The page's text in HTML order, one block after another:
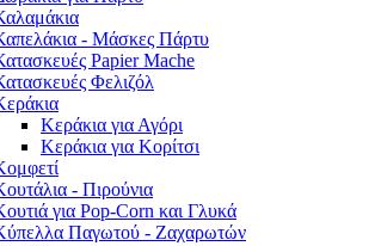
- Μάσκες Πάρτυ
Papier Mache
Φελιζόλ
Κεράκια για Αγόρι
Κεράκια για Κορίτσι
- Πιρούνια
για Pop-Corn και Γλυκά
Παγωτού - Ζαχαρωτών